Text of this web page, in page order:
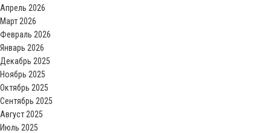
Апрель 2026
Март 2026
Февраль 2026
Январь 2026
Декабрь 2025
Ноябрь 2025
Октябрь 2025
Сентябрь 2025
Август 2025
Июль 2025